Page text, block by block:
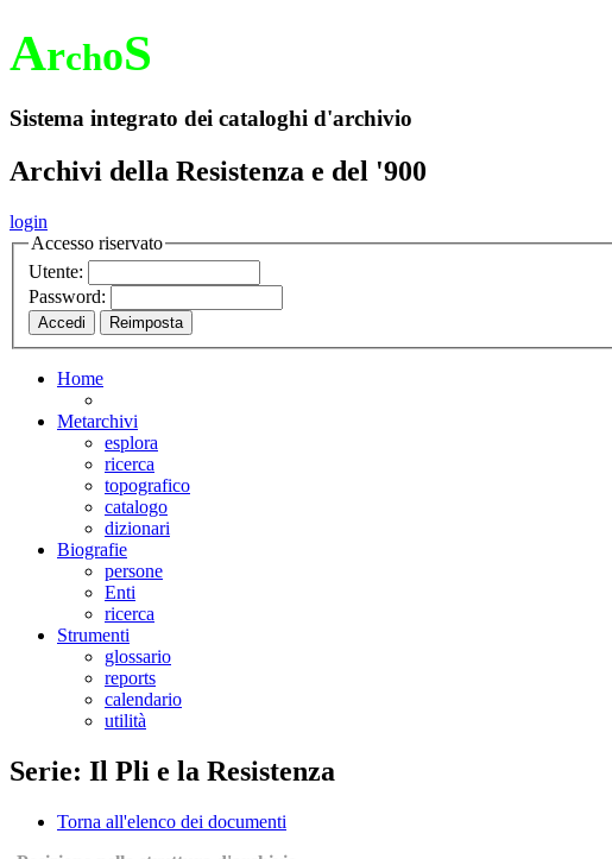
ArchoS
Sistema integrato dei cataloghi d'archivio
Archivi della Resistenza e del '900
login
Accesso riservato
Utente:
Password:
Home
Metarchivi
esplora
ricerca
topografico
catalogo
dizionari
Biografie
persone
Enti
ricerca
Strumenti
glossario
reports
calendario
utilità
Serie: Il Pli e la Resistenza
Torna all'elenco dei documenti